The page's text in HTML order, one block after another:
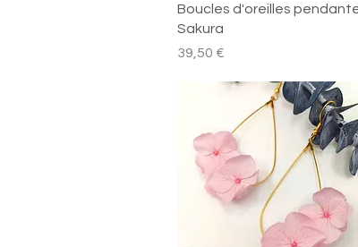
Aperçu rapide
Boucles d'oreilles
Sakura
Prix
39,50 €